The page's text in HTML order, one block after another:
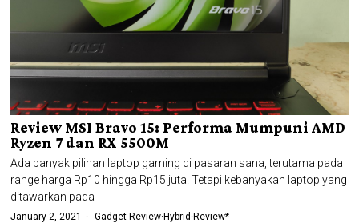
Review MSI Bravo 15: Performa Mumpuni AMD
Ryzen 7 dan RX 5500M
Ada banyak pilihan laptop gaming di pasaran sana, terutama pada
range harga Rp10 hingga Rp15 juta. Tetapi kebanyakan laptop yang
ditawarkan pada
January 2, 2021 Gadget Review·Hybrid ·Review*